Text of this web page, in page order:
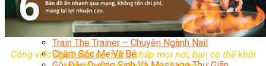
Kỹ Thuật Nhuộm – Uốn – Duỗi
Nail Salon Định Cư
Kinh Doanh Nail Box
Train The Trainer – Chuyên Ngành Nail
Chăm Sóc Mẹ Và Bé
Công việc nghề Bếp có mặt ở khắp mọi nơi, bạn có thể khởi